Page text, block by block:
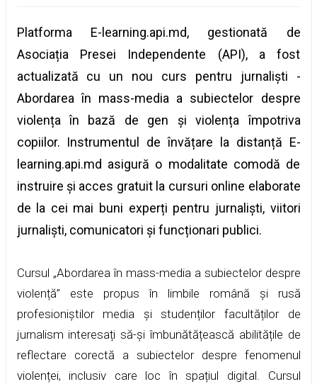
Platforma E-learning.api.md, gestionată de
Asociația Presei Independente (API), a fost
actualizată cu un nou curs pentru jurnaliști -
Abordarea în mass-media a subiectelor despre
violența în bază de gen și violența împotriva
copiilor. Instrumentul de învățare la distanță E-
learning.api.md asigură o modalitate comodă de
instruire și acces gratuit la cursuri online elaborate
de la cei mai buni experți pentru jurnaliști, viitori
jurnaliști, comunicatori și funcționari publici.
Cursul „Abordarea în mass-media a subiectelor despre
violență” este propus în limbile română și rusă
profesioniștilor media și studenților facultăților de
jurnalism interesați să-și îmbunătățească abilitățile de
reflectare corectă a subiectelor despre fenomenul
violenței, inclusiv care loc în spațiul digital. Cursul